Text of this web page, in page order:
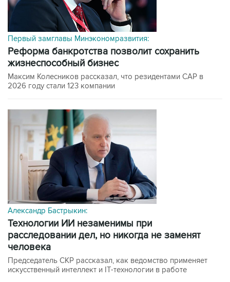
Первый замглавы Минэкономразвития:
Реформа банкротства позволит сохранить
жизнеспособный бизнес
Максим Колесников рассказал, что резидентами САР в
2026 году стали 123 компании
Александр Бастрыкин:
технологии ИИ незаменимы при
расследовании дел, но никогда не заменят
человека
Председатель СКР рассказал, как ведомство применяет
искусственный интеллект и IT-технологии в работе